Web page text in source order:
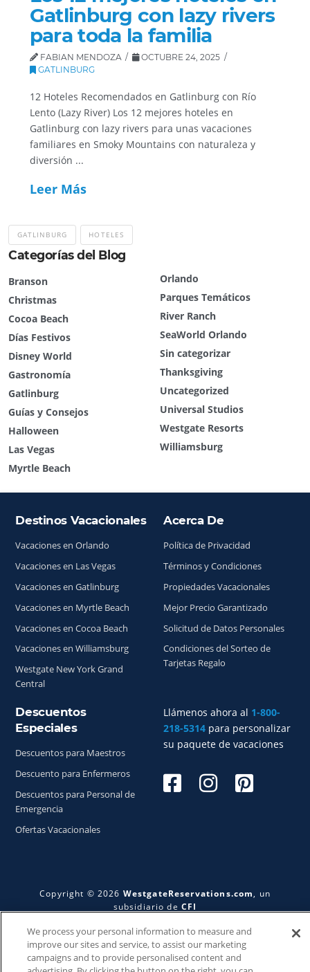
Categorías del Blog
Branson
Christmas
Cocoa Beach
Días Festivos
Disney World
Gastronomía
Gatlinburg
Guías y Consejos
Halloween
Las Vegas
Myrtle Beach
Orlando
Parques Temáticos
River Ranch
SeaWorld Orlando
Sin categorizar
Thanksgiving
Uncategorized
Universal Studios
Westgate Resorts
Williamsburg
Gatlinburg con lazy rivers
para toda la familia
FABIAN MENDOZA
OCTUBRE 24, 2025
GATLINBURG
12 Hoteles Recomendados en Gatlinburg con Río
Lento (Lazy River) Los 12 mejores hoteles en
Gatlinburg con lazy rivers para unas vacaciones
familiares en Smoky Mountains con naturaleza y
diversión ...
Leer Más
GATLINBURG HOTELES
Índice del sitio
Llámenos ahora al 1-800-
218-5314 para personalizar
su paquete de vacaciones
Destinos Vacacionales
Vacaciones en Orlando
Vacaciones en Las Vegas
Vacaciones en Gatlinburg
Vacaciones en Myrtle Beach
Vacaciones en Cocoa Beach
Vacaciones en Williamsburg
Westgate New York Grand
Central
Acerca De
Política de Privacidad
Términos y Condiciones
Propiedades Vacacionales
Mejor Precio Garantizado
Solicitud de Datos Personales
Condiciones del Sorteo de
Tarjetas Regalo
Descuentos
Especiales
Descuentos para Maestros
Descuento para Enfermeros
Descuentos para Personal de
Emergencia
Ofertas Vacacionales
Copyright © 2026 WestgateReservations.com , un
subsidiario de CFI
SeaWorld y todas las marcas y elementos relacionados TM
& © 2026 SeaWorld.
Disney y todas las marcas y elementos relacionados TM & ©
We process your personal information to measure and
improve our sites and service, to assist our marketing
campaigns and to provide personalised content and